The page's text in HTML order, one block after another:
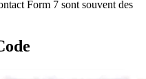
Form 7 sont souvent des